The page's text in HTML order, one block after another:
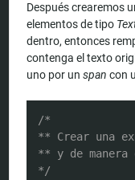
Después crearemos
elementos de tipo
dentro, entonces
contenga el texto
uno por unspan con
/*
** Crear una
** y de
*/